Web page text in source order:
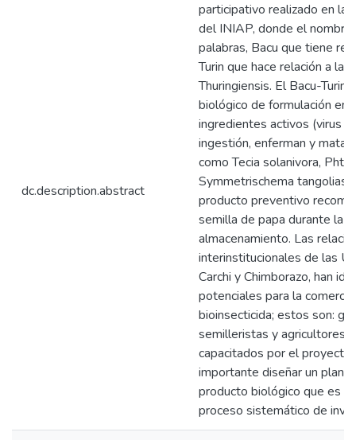
dc.description.abstract
participativo realizado en la
del INIAP, donde el
palabras, Bacu que tiene
Turin que hace relación a la
Thuringiensis. El Bacu-Turin
biológico de formulación en
ingredientes activos (virus y
ingestión, enferman y
como Tecia solanivora,
Symmetrischema tangolias.
producto preventivo
semilla de papa durante la
almacenamiento. Las
interinstitucionales de las
Carchi y Chimborazo, han
potenciales para la
bioinsecticida; estos son:
semilleristas y agricultores
capacitados por el
importante diseñar un plan
producto biológico que es
proceso sistemático de